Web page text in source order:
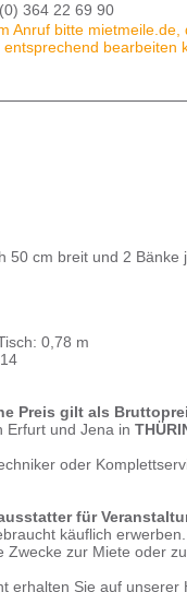
364 22 69 90
Anruf bitte mietmeile.de,
bearbeiten
50 cm breit und 2 Bänke
0,78 m
Preis gilt als
Erfurt und Jena in
oder
für
käuflich
Zwecke zur Miete oder
erhalten Sie auf